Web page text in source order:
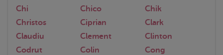
Chi
Chico
Chik
Christos
Ciprian
Clark
Claudiu
Clement
Clinton
Codrut
Colin
Cong